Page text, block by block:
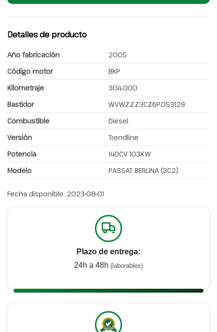
Detalles de producto
Año fabricación
2005
Código motor
BKP
Kilometraje
304.000
Bastidor
WVWZZZ3CZ6P053129
Combustible
Diesel
Versión
Trendline
Potencia
140CV 103KW
Modelo
PASSAT BERLINA (3C2)
Fecha disponible: 2023-08-01
Plazo de entrega:
24h a 48h (laborables)